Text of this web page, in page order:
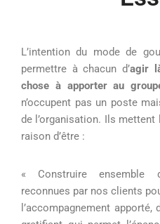
L’intention du mode de
permettre à chacun d’agir
chose à apporter au
n’occupent pas un poste
de l’organisation. Ils
raison d’être :
« Construire ensemble
reconnues par nos clients
l’accompagnement